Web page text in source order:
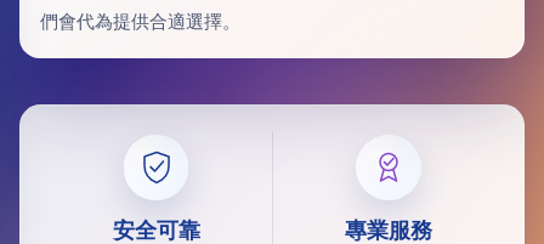
們會代為提供合適選擇。
安全可靠 專業服務